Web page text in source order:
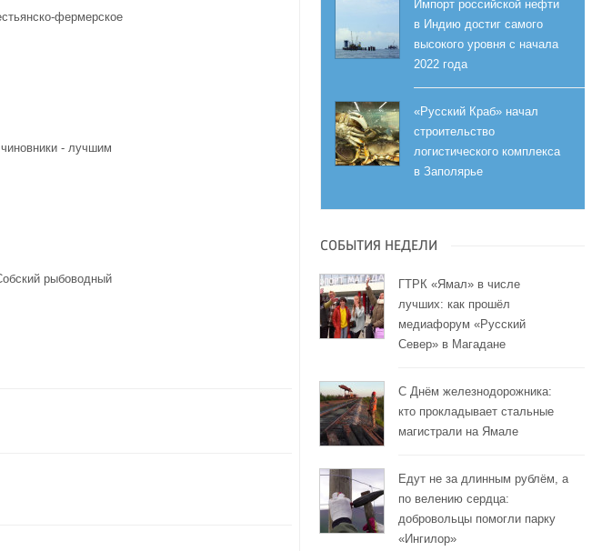
фермерское
- лучшим
рыбоводный
Импорт российской нефти
в Индию достиг самого
высокого уровня с начала
2022 года
«Русский Краб» начал
строительство
логистического комплекса
в Заполярье
СОБЫТИЯ НЕДЕЛИ
ГТРК «Ямал» в числе
лучших: как прошёл
медиафорум «Русский
Север» в Магадане
С Днём железнодорожника:
кто прокладывает стальные
магистрали на Ямале
Едут не за длинным рублём, а
по велению сердца:
добровольцы помогли парку
«Ингилор»